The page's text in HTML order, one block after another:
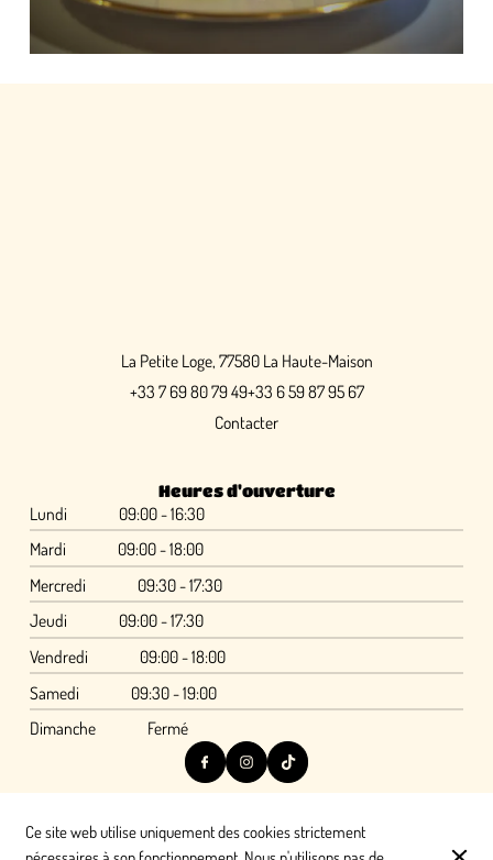
La Petite Loge, 77580 La Haute-Maison
+33 7 69 80 79 49+33 6 59 87 95 67
Contacter
Heures d'ouverture
Lundi
09:00 - 16:30
Mardi
09:00 - 18:00
Mercredi
09:30 - 17:30
Jeudi
09:00 - 17:30
Vendredi
09:00 - 18:00
Samedi
09:30 - 19:00
Dimanche
Fermé
© Ferme de la Petite Loge - Domaine de réception, séminaire et
Ce site web utilise uniquement des cookies strictement